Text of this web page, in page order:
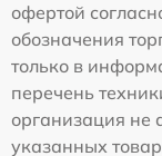
офертой
обозначения
только в
перечень
организация
указанных